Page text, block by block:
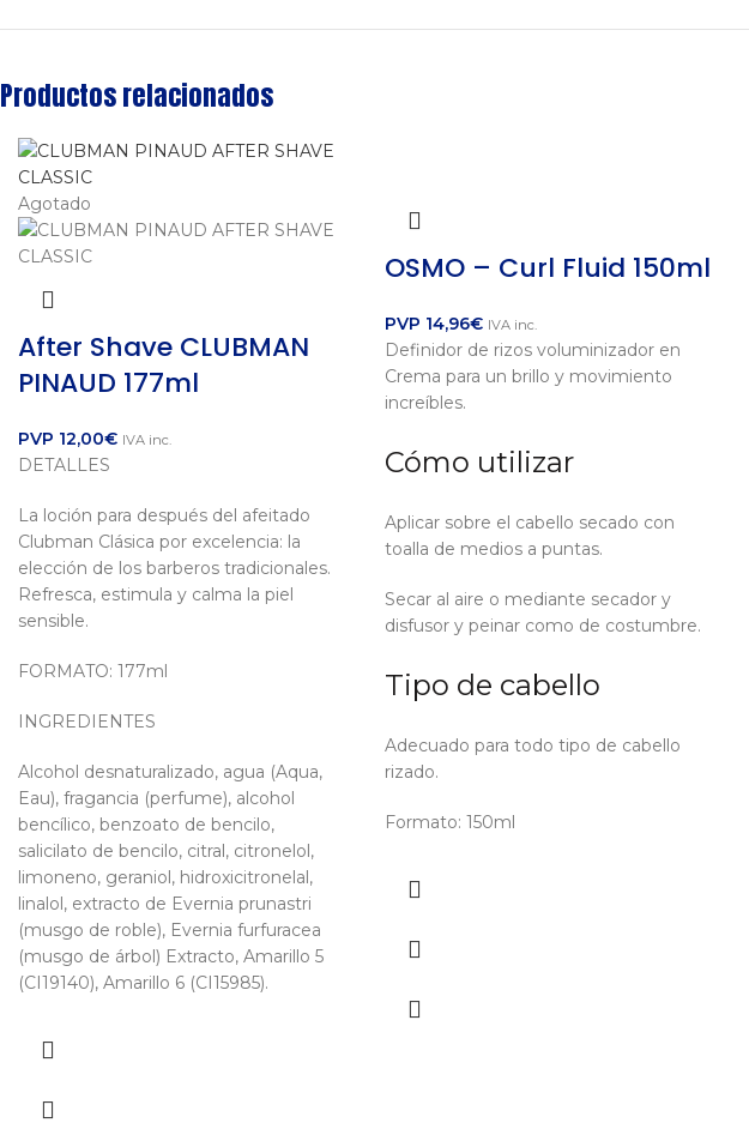
Productos relacionados
Agotado
After Shave CLUBMAN
PINAUD 177ml
PVP 12,00€ IVA inc.
DETALLES
La loción para después del afeitado
Clubman Clásica por excelencia: la
elección de los barberos tradicionales.
Refresca, estimula y calma la piel
sensible.
FORMATO: 177ml
INGREDIENTES
Alcohol desnaturalizado, agua (Aqua,
Eau), fragancia (perfume), alcohol
bencílico, benzoato de bencilo,
salicilato de bencilo, citral, citronelol,
limoneno, geraniol, hidroxicitronelal,
linalol, extracto de Evernia prunastri
(musgo de roble), Evernia furfuracea
(musgo de árbol) Extracto, Amarillo 5
(CI19140), Amarillo 6 (CI15985).
OSMO – Curl Fluid 150ml
PVP 14,96€ IVA inc.
Definidor de rizos voluminizador en
Crema para un brillo y movimiento
increíbles.
Cómo utilizar
Aplicar sobre el cabello secado con
toalla de medios a puntas.
Secar al aire o mediante secador y
disfusor y peinar como de costumbre.
Tipo de cabello
Adecuado para todo tipo de cabello
rizado.
Formato: 150ml